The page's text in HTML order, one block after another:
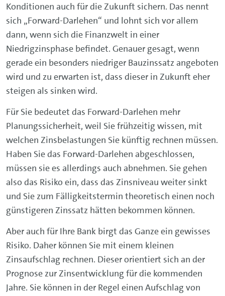
Konditionen auch für die Zukunft sichern. Das nennt
sich „Forward-Darlehen“ und lohnt sich vor allem
dann, wenn sich die Finanzwelt in einer
Niedrigzinsphase befindet. Genauer gesagt, wenn
gerade ein besonders niedriger Bauzinssatz angeboten
wird und zu erwarten ist, dass dieser in Zukunft eher
steigen als sinken wird.
Für Sie bedeutet das Forward-Darlehen mehr
Planungssicherheit, weil Sie frühzeitig wissen, mit
welchen Zinsbelastungen Sie künftig rechnen müssen.
Haben Sie das Forward-Darlehen abgeschlossen,
müssen sie es allerdings auch abnehmen. Sie gehen
also das Risiko ein, dass das Zinsniveau weiter sinkt
und Sie zum Fälligkeitstermin theoretisch einen noch
günstigeren Zinssatz hätten bekommen können.
Aber auch für Ihre Bank birgt das Ganze ein gewisses
Risiko. Daher können Sie mit einem kleinen
Zinsaufschlag rechnen. Dieser orientiert sich an der
Prognose zur Zinsentwicklung für die kommenden
Jahre. Sie können in der Regel einen Aufschlag von